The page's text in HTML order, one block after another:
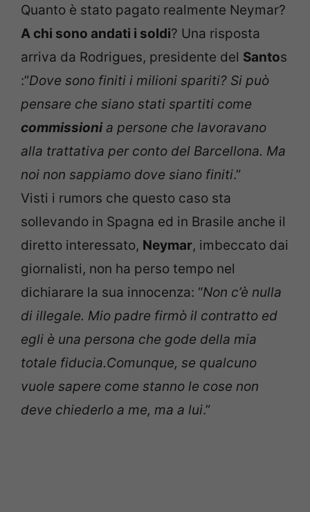
Quanto è stato pagato realmente Neymar?
A chi sono andati i soldi? Una risposta
arriva da Rodrigues, presidente del Santos
:”Dove sono finiti i milioni spariti? Si può
pensare che siano stati spartiti come
commissionia persone che lavoravano
alla trattativa per conto del Barcellona. Ma
noi non sappiamo dove siano finiti.”
Visti i rumors che questo caso sta
sollevando in Spagna ed in Brasile anche il
diretto interessato, Neymar, imbeccato dai
giornalisti, non ha perso tempo nel
dichiarare la sua innocenza: “Non c’è nulla
di illegale. Mio padre firmò il contratto ed
egli è una persona che gode della mia
totale fiducia.Comunque, se qualcuno
vuole sapere come stanno le cose non
deve chiederlo a me, ma a lui.”